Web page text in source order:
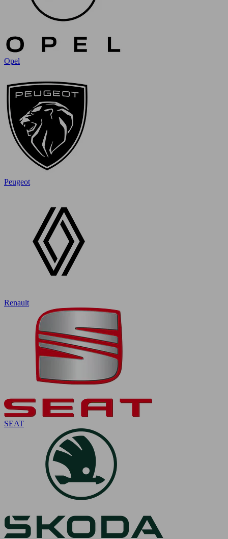
Opel
Peugeot
Renault
SEAT